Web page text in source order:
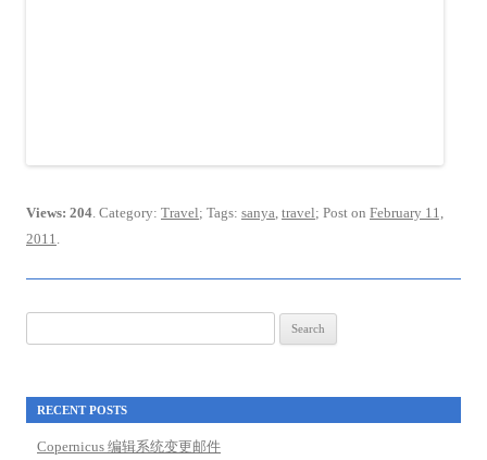
Views: 204. Category: Travel; Tags: sanya, travel; Post on February 11,
2011.
for:
RECENT POSTS
Copernicus 编辑系统变更邮件